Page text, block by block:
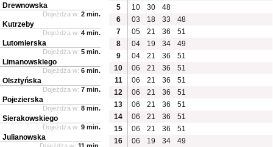
5
10 30
48
6
03 18 33
48
7
05 21 36
51
8
04 19 34
49
9
04 21 36
51
10
06 21 36
51
11
06 21 36
51
12
06 21 36
51
13
06 21 36
51
14
06 21 36
51
15
06 21 36
51
16
06 19 34 49
Drewnowska
Dojeżdża w: 2 min.
Kutrzeby
Dojeżdża w: 4 min.
Lutomierska
Dojeżdża w: 5 min.
Limanowskiego
Dojeżdża w: 6 min.
Olsztyńska
Dojeżdża w: 7 min.
Pojezierska
Dojeżdża w: 8 min.
Sierakowskiego
Dojeżdża w: 9 min.
Julianowska